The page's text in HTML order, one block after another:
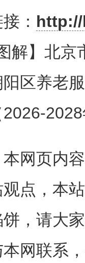
：
图解】北
区养老
网页内
点，本
，请大
网联系